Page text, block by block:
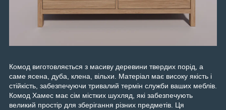
Комод виготовляється з масиву деревини твердих порід, а
саме ясена, дуба, клена, вільхи. Матеріал має високу якість і
стійкість, забезпечуючи тривалий термін служби ваших меблів.
Комод Хамес має сім містких шухляд, які забезпечують
великий простір для зберігання різних предметів. Ця